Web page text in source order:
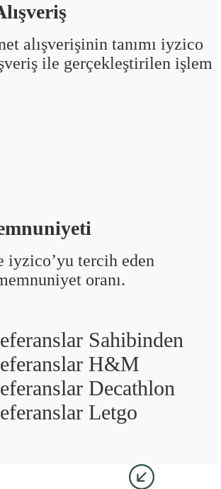
alışverişinin tanımı iyzico
ile gerçekleştirilen işlem
iyzico’yu tercih eden
oranı.